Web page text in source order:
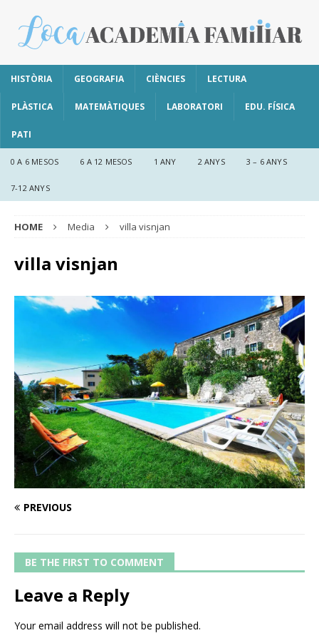
HISTÒRIA GEOGRAFIA CIÈNCIES LECTURA
PLÀSTICA MATEMÀTIQUES LABORATORI EDU. FÍSICA
PATI
0 A 6 MESOS 6 A 12 MESOS 1 ANY 2 ANYS 3 – 6 ANYS
7-12 ANYS
HOME Media villa visnjan
villa visnjan
PREVIOUS
BE THE FIRST TO COMMENT
Leave a Reply
Your email address will not be published.